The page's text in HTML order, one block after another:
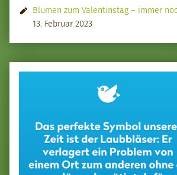
Blumen zum Valentinstag – immer
13. Februar 2023